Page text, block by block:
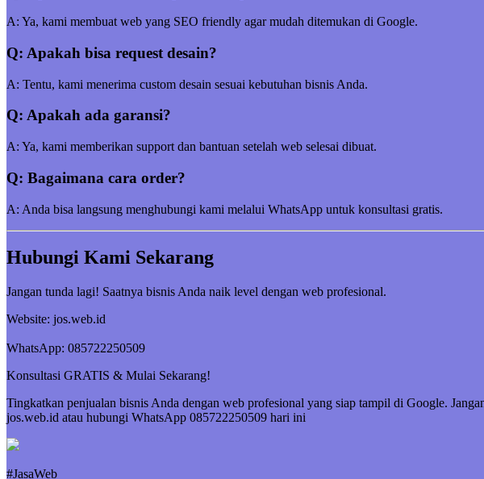
A: Ya, kami membuat web yang SEO friendly agar mudah ditemukan di Google.
Q: Apakah bisa request desain?
A: Tentu, kami menerima custom desain sesuai kebutuhan bisnis Anda.
Q: Apakah ada garansi?
A: Ya, kami memberikan support dan bantuan setelah web selesai dibuat.
Q: Bagaimana cara order?
A: Anda bisa langsung menghubungi kami melalui WhatsApp untuk konsultasi gratis.
Hubungi Kami Sekarang
Jangan tunda lagi! Saatnya bisnis Anda naik level dengan web profesional.
Website: jos.web.id
WhatsApp: 085722250509
Konsultasi GRATIS & Mulai Sekarang!
Tingkatkan penjualan bisnis Anda dengan web profesional yang siap tampil di Google.
jos.web.id atau hubungi WhatsApp 085722250509 hari ini
#JasaWeb